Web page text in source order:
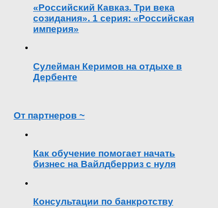
«Российский Кавказ. Три века
созидания». 1 серия: «Российская
империя»
Сулейман Керимов на отдыхе в
Дербенте
От партнеров ~
Как обучение помогает начать
бизнес на Вайлдберриз с нуля
Консультации по банкротству